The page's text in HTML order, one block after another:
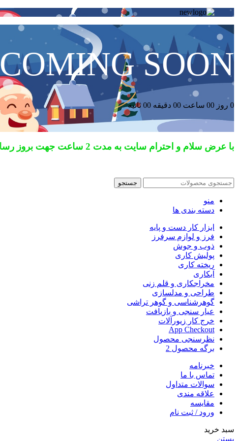
COMING SOON
0 روز 00 ساعت 00 دقیقه 00 ثانیه
با عرض سلام و احترام سایت به مدت 2 ساعت جهت بروز رسانی خارج از دسترس می باشد …
جستجو
منو
دسته بندی ها
ابزار کار دست و پایه
فرز و لوازم سرفرز
ذوب و جوش
پولیش کاری
ریخته کاری
آبکاری
مخراجکاری و قلم زنی
طراحی و مدلسازی
گوهرشناسی و گوهر تراشی
عیار سنجی و بازیافت
خرج کار زیورآلات
App Checkout
نظرسنجی محصول
برگه محصول 2
خبرنامه
تماس با ما
سوالات متداول
علاقه مندی
مقایسه
ورود / ثبت نام
سبد خرید
بستن